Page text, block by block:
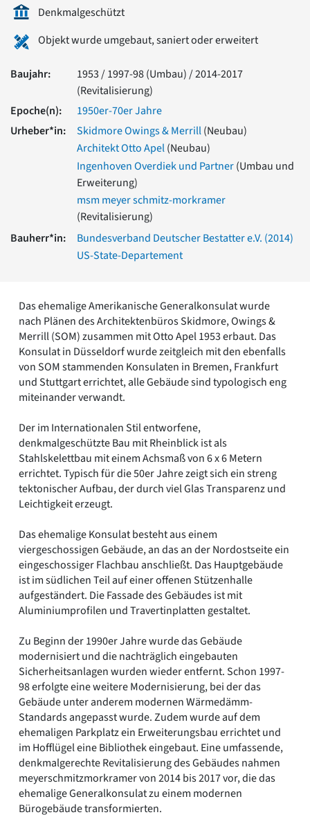
Romanik
Römische Antike
Über baukunst-nrw
Fachbeirat
Freunde & Förderer
Kontakt
Impressum
Datenschutz
Suchbegriff eingeben
Denkmalgeschützt
Objekt wurde umgebaut, saniert oder erweitert
Baujahr:
1953 / 1997-98 (Umbau) / 2014-2017
(Revitalisierung)
Epoche(n):
1950er-70er Jahre
Urheber*in:
Skidmore Owings & Merrill(Neubau)
Architekt Otto Apel(Neubau)
Ingenhoven Overdiek und Partner(Umbau und
Erweiterung)
msm meyer schmitz-morkramer
(Revitalisierung)
Bauherr*in:
Bundesverband Deutscher Bestatter e.V. (2014)
US-State-Departement
Das ehemalige Amerikanische Generalkonsulat wurde
nach Plänen des Architektenbüros Skidmore, Owings &
Merrill (SOM) zusammen mit Otto Apel 1953 erbaut. Das
Konsulat in Düsseldorf wurde zeitgleich mit den ebenfalls
von SOM stammenden Konsulaten in Bremen, Frankfurt
und Stuttgart errichtet, alle Gebäude sind typologisch eng
miteinander verwandt.
Der im Internationalen Stil entworfene,
denkmalgeschützte Bau mit Rheinblick ist als
Stahlskelettbau mit einem Achsmaß von 6 x 6 Metern
errichtet. Typisch für die 50er Jahre zeigt sich ein streng
tektonischer Aufbau, der durch viel Glas Transparenz und
Leichtigkeit erzeugt.
Das ehemalige Konsulat besteht aus einem
viergeschossigen Gebäude, an das an der Nordostseite ein
eingeschossiger Flachbau anschließt. Das Hauptgebäude
ist im südlichen Teil auf einer offenen Stützenhalle
aufgeständert. Die Fassade des Gebäudes ist mit
Aluminiumprofilen und Travertinplatten gestaltet.
Zu Beginn der 1990er Jahre wurde das Gebäude
modernisiert und die nachträglich eingebauten
Sicherheitsanlagen wurden wieder entfernt. Schon 1997-
98 erfolgte eine weitere Modernisierung, bei der das
Gebäude unter anderem modernen Wärmedämm-
Standards angepasst wurde. Zudem wurde auf dem
ehemaligen Parkplatz ein Erweiterungsbau errichtet und
im Hofflügel eine Bibliothek eingebaut. Eine umfassende,
denkmalgerechte Revitalisierung des Gebäudes nahmen
meyerschmitzmorkramer von 2014 bis 2017 vor, die das
ehemalige Generalkonsulat zu einem modernen
Bürogebäude transformierten.